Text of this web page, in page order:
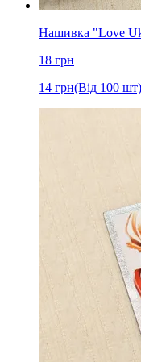
Нашивка "Love
18 грн
14 грн(Від 100 шт)